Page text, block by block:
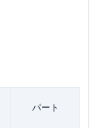
パート